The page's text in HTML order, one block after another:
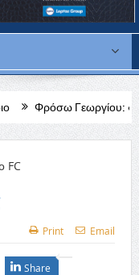
«Διαρκής,
Print Email
Share